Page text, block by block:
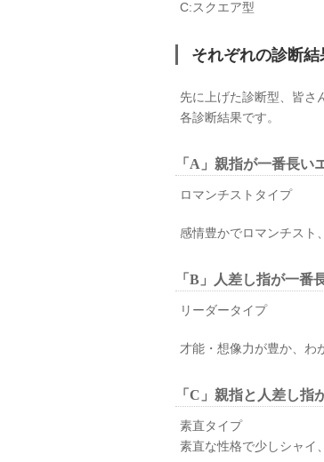
C:スクエア型
それぞれの診断結
先に上げた診断型、皆さ
各診断結果です。
「A」親指が一番長い
ロマンチストタイプ
感情豊かでロマンチスト
「B」人差し指が一番
リーダータイプ
才能・想像力が豊か、わ
「C」親指と人差し指
素直タイプ
素直な性格で少しシャイ